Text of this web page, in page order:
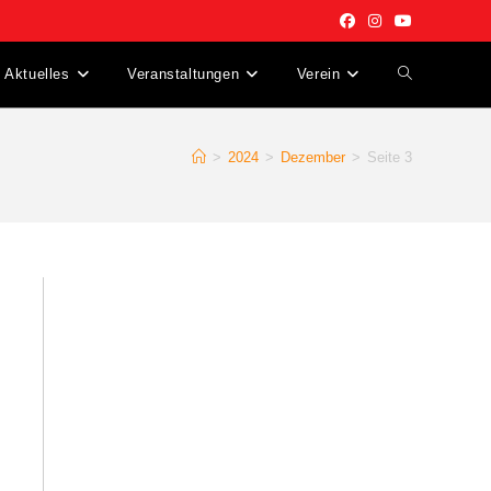
Aktuelles Veranstaltungen Verein Website-
> 2024 > Dezember > Seite 3